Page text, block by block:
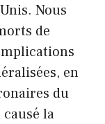
Nous
de
en
du
la